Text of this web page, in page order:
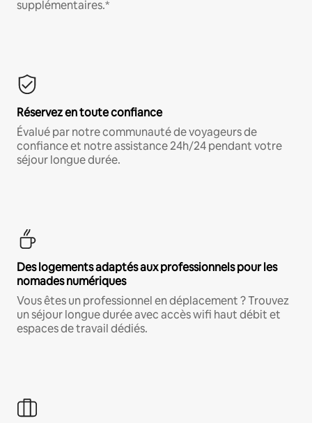
supplémentaires.*
Réservez en toute confiance
Évalué par notre communauté de voyageurs de
confiance et notre assistance 24h/24 pendant votre
séjour longue durée.
Des logements adaptés aux professionnels pour les
nomades numériques
Vous êtes un professionnel en déplacement ? Trouvez
un séjour longue durée avec accès wifi haut débit et
espaces de travail dédiés.